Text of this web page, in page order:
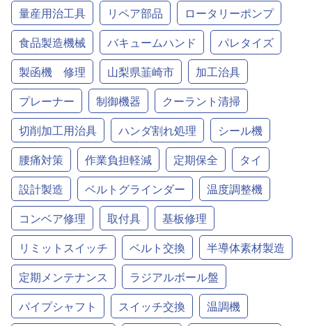
量産用治工具
リペア部品
ロータリーポンプ
食品製造機械
バキュームハンド
パレタイズ
製函機 修理
山梨県韮崎市
加工治具
プレーナー
制御機器
クーラント清掃
切削加工用治具
ハンダ割れ処理
シール機
腰痛対策
作業負担軽減 定期保全
タイ
設計製造
ベルトグラインダー
温度調整機
コンベア修理
取付具
基板修理
リミットスイッチ
ベルト交換
半導体素材製造
定期メンテナンス
ラジアルボール盤
パイプシャフト
スイッチ交換
温調機